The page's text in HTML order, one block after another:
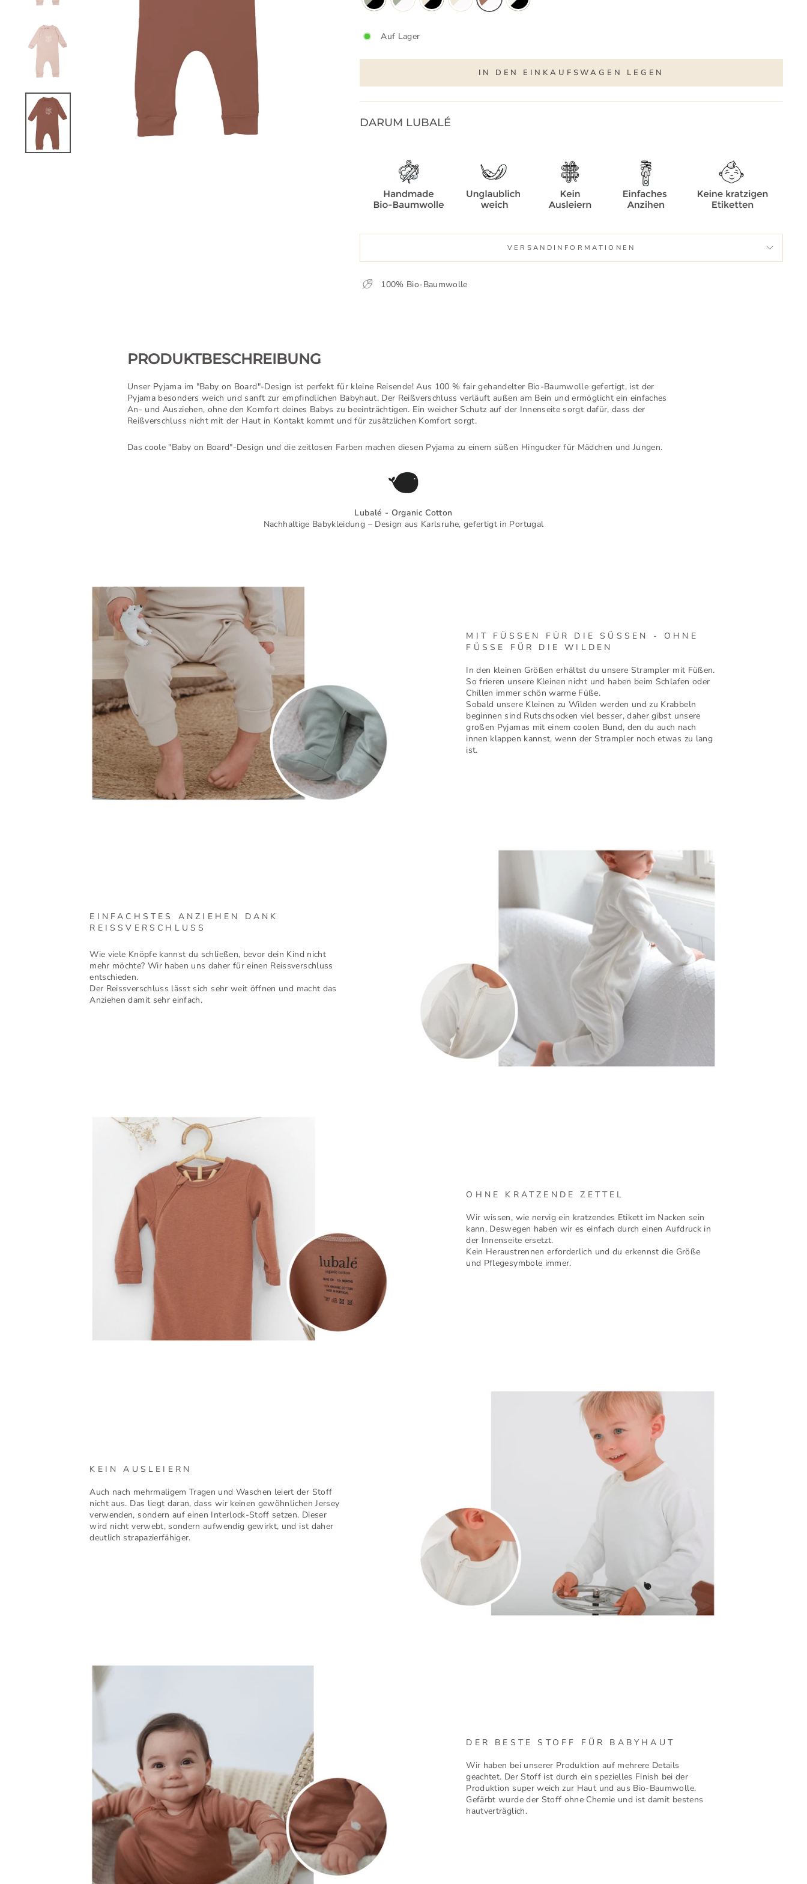
Auf Lager
IN DEN EINKAUFSWAGEN LEGEN
DARUM LUBALÉ
VERSANDINFORMATIONEN
100% Bio-Baumwolle
PRODUKTBESCHREIBUNG
Unser Pyjama im "Baby on Board"-Design ist perfekt für kleine Reisende! Aus 100 % fair gehandelter Bio-Baumwolle gefertigt, ist der
Pyjama besonders weich und sanft zur empfindlichen Babyhaut. Der Reißverschluss verläuft außen am Bein und ermöglicht ein einfaches
An- und Ausziehen, ohne den Komfort deines Babys zu beeinträchtigen. Ein weicher Schutz auf der Innenseite sorgt dafür, dass der
Reißverschluss nicht mit der Haut in Kontakt kommt und für zusätzlichen Komfort sorgt.
Das coole "Baby on Board"-Design und die zeitlosen Farben machen diesen Pyjama zu einem süßen Hingucker für Mädchen und Jungen.
Lubalé - Organic Cotton
Nachhaltige Babykleidung – Design aus Karlsruhe, gefertigt in Portugal
MIT FÜSSEN FÜR DIE SÜSSEN - OHNE F
ÜSSE FÜR DIE WILDEN
In den kleinen Größen erhältst du unsere Strampler mit Füßen.
So frieren unsere Kleinen nicht und haben beim Schlafen oder
Chillen immer schön warme Füße.
Sobald unsere Kleinen zu Wilden werden und zu Krabbeln
beginnen sind Rutschsocken viel besser, daher gibst unsere
großen Pyjamas mit einem coolen Bund, den du auch nach
innen klappen kannst, wenn der Strampler noch etwas zu lang
ist.
EINFACHSTES ANZIEHEN DANK
REISSVERSCHLUSS
Wie viele Knöpfe kannst du schließen, bevor dein Kind nicht
mehr möchte? Wir haben uns daher für einen Reissverschluss
entschieden.
Der Reissverschluss lässt sich sehr weit öffnen und macht das
Anziehen damit sehr einfach.
OHNE KRATZENDE ZETTEL
Wir wissen, wie nervig ein kratzendes Etikett im Nacken sein
kann. Deswegen haben wir es einfach durch einen Aufdruck in
der Innenseite ersetzt.
Kein Heraustrennen erforderlich und du erkennst die Größe
und Pflegesymbole immer.
KEIN AUSLEIERN
Auch nach mehrmaligem Tragen und Waschen leiert der Stoff
nicht aus. Das liegt daran, dass wir keinen gewöhnlichen Jersey
verwenden, sondern auf einen Interlock-Stoff setzen. Dieser
wird nicht verwebt, sondern aufwendig gewirkt, und ist daher
deutlich strapazierfähiger.
DER BESTE STOFF FÜR BABYHAUT
Wir haben bei unserer Produktion auf mehrere Details
geachtet. Der Stoff ist durch ein spezielles Finish bei der
Produktion super weich zur Haut und aus Bio-Baumwolle.
Gefärbt wurde der Stoff ohne Chemie und ist damit bestens
hautverträglich.